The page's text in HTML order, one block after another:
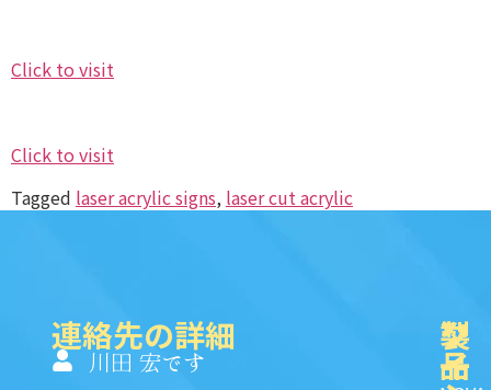
Click to visit
Click to visit
Tagged laser acrylic signs, laser cut acrylic
連絡先の詳細
川田 宏です
製
品
ク
イ
ソ
一